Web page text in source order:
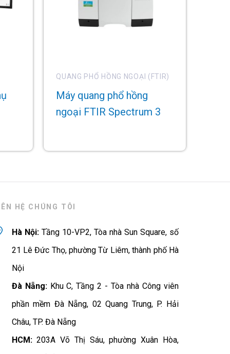
QUANG PHỔ HỒNG NGOẠI (FTIR)
Máy quang phổ hồng
ngoại FTIR Spectrum 3
HỆ CHÚNG TÔI
Hà Nội:Tầng 10-VP2, Tòa nhà Sun Square, số
21 Lê Đức Thọ, phường Từ Liêm, thành phố Hà
Nội
Đà Nẵng:Khu C, Tầng 2 - Tòa nhà Công viên
phần mềm Đà Nẵng, 02 Quang Trung, P. Hải
Châu, TP. Đà Nẵng
HCM:203A Võ Thị Sáu, phường Xuân Hòa,